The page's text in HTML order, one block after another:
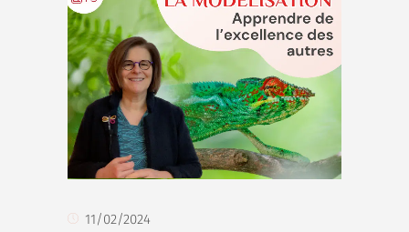
11/02/2024